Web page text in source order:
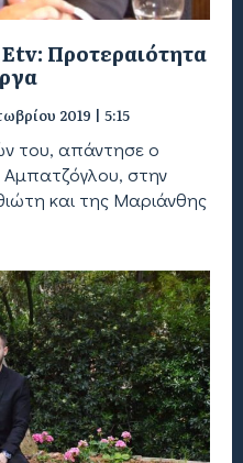
Προτεραιότητα
2019 | 5:15
του, απάντησε ο
στην
και της Μαριάνθης